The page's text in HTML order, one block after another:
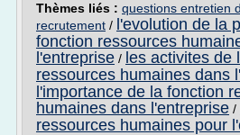
Thèmes liés : questions entretien
recrutement / l'evolution de la
fonction ressources
l'entreprise / les activites de
ressources humaines dans
l'importance de la fonction
humaines dans l'entreprise /
ressources humaines pour